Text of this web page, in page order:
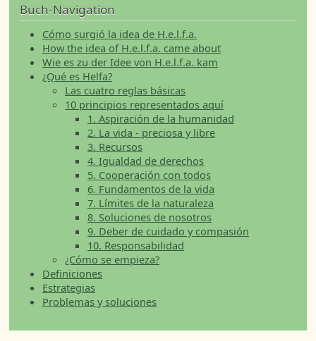
Buch-Navigation
Cómo surgió la idea de H.e.l.f.a.
How the idea of H.e.l.f.a. came about
Wie es zu der Idee von H.e.l.f.a. kam
¿Qué es Helfa?
Las cuatro reglas básicas
10 principios representados aquí
1. Aspiración de la humanidad
2. La vida - preciosa y libre
3. Recursos
4. Igualdad de derechos
5. Cooperación con todos
6. Fundamentos de la vida
7. Límites de la naturaleza
8. Soluciones de nosotros
9. Deber de cuidado y compasión
10. Responsabilidad
¿Cómo se empieza?
Definiciones
Estrategias
Problemas y soluciones